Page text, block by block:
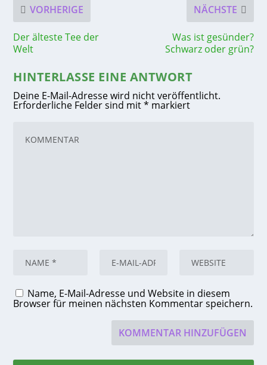
VORHERIGE
Der älteste Tee der
Welt
NÄCHSTE
Was ist gesünder?
Schwarz oder grün?
HINTERLASSE EINE ANTWORT
Deine E-Mail-Adresse wird nicht veröffentlicht.
Erforderliche Felder sind mit* markiert
Name, E-Mail-Adresse und Website in diesem
Browser für meinen nächsten Kommentar speichern.